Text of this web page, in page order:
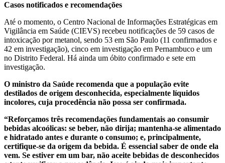
Casos notificados e recomendações
Até o momento, o Centro Nacional de Informações Estratégicas em
Vigilância em Saúde (CIEVS) recebeu notificações de 59 casos de
intoxicação por metanol, sendo 53 em São Paulo (11 confirmados e
42 em investigação), cinco em investigação em Pernambuco e um
no Distrito Federal. Há ainda um óbito confirmado e sete em
investigação.
O ministro da Saúde recomenda que a população evite
destilados de origem desconhecida, especialmente líquidos
incolores, cuja procedência não possa ser confirmada.
“Reforçamos três recomendações fundamentais ao consumir
bebidas alcoólicas: se beber, não dirija; mantenha-se alimentado
e hidratado antes e durante o consumo; e, principalmente,
certifique-se da origem da bebida. É essencial saber de onde ela
vem. Se estiver em um bar, não aceite bebidas de desconhecidos